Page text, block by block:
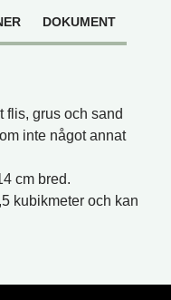
DOKUMENT
flis, grus och sand
inte något annat
cm bred.
kubikmeter och kan